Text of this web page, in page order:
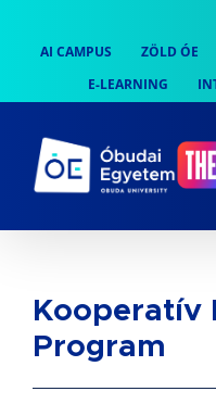
content
AI CAMPUS
ZÖLD ÓE
E-LEARNING
Kooperatív
Program